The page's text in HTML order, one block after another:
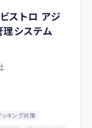
ストロ アジ
システム
ッキング対策